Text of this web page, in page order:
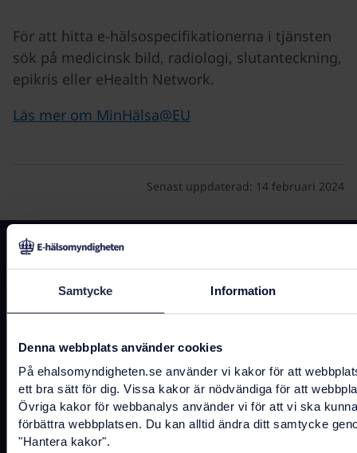
Samtycke Information
Denna webbplats använder cookies
På ehalsomyndigheten.se använder vi kakor för att
ett bra sätt för dig. Vissa kakor är nödvändiga för att
Övriga kakor för webbanalys använder vi för att vi ska
förbättra webbplatsen. Du kan alltid ändra ditt samtycke
"Hantera kakor".
För att hitta e-hälsospecifikationerna i tjänsten
sök på medicinsk bild, radiologi, slutanteckning,
epikris eller eHealth Network.
Läs mer om MinHälsa@EU
Senast uppdaterad: 14 februari 2024
Kontakta oss
registrator@ehalsomyndigheten.se
Tel.010-458 62 00(växel)
Tel. 010-106 07 98(presstjänst)
Fler kontaktuppgifter